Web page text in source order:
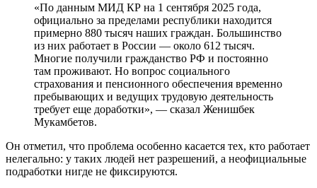
«По данным МИД КР на 1 сентября 2025 года,
официально за пределами республики находится
примерно 880 тысяч наших граждан. Большинство
из них работает в России — около 612 тысяч.
Многие получили гражданство РФ и постоянно
там проживают. Но вопрос социального
страхования и пенсионного обеспечения временно
пребывающих и ведущих трудовую деятельность
требует еще доработки», — сказал Женишбек
Мукамбетов.
Он отметил, что проблема особенно касается тех, кто работает
нелегально: у таких людей нет разрешений, а неофициальные
подработки нигде не фиксируются.